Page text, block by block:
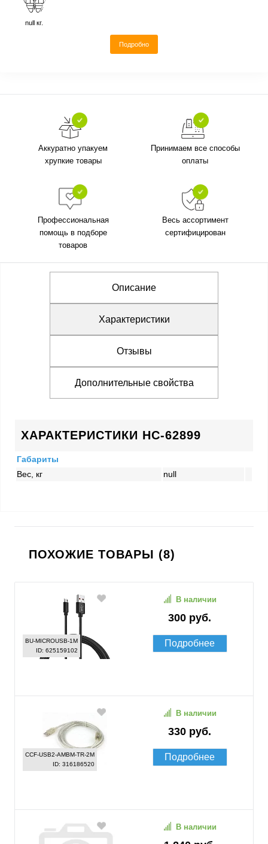
null кг.
Подробно
Аккуратно упакуем
хрупкие товары
Принимаем все способы
оплаты
Профессиональная
помощь в подборе
товаров
Весь ассортимент
сертифицирован
Описание
Характеристики
Отзывы
Дополнительные свойства
ХАРАКТЕРИСТИКИ HC-62899
Габариты
Вес, кг
null
ПОХОЖИЕ ТОВАРЫ (8)
BU-MICROUSB-1M
ID: 625159102
300 руб.
В наличии
Подробнее
CCF-USB2-AMBM-TR-2M
ID: 316186520
330 руб.
В наличии
Подробнее
В наличии